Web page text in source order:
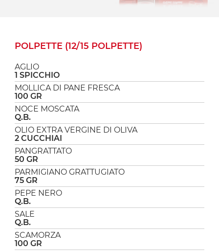
POLPETTE (12/15 POLPETTE)
AGLIO
1 SPICCHIO
MOLLICA DI PANE FRESCA
100 GR
NOCE MOSCATA
Q.B.
OLIO EXTRA VERGINE DI OLIVA
2 CUCCHIAI
PANGRATTATO
50 GR
PARMIGIANO GRATTUGIATO
75 GR
PEPE NERO
Q.B.
SALE
Q.B.
SCAMORZA
100 GR